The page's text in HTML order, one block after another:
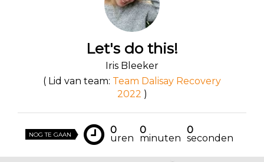
Let's do this!
Iris Bleeker
( Lid van team: Team Dalisay Recovery
2022 )
NOG TE GAAN 0
uren
0
minuten
0
seconden